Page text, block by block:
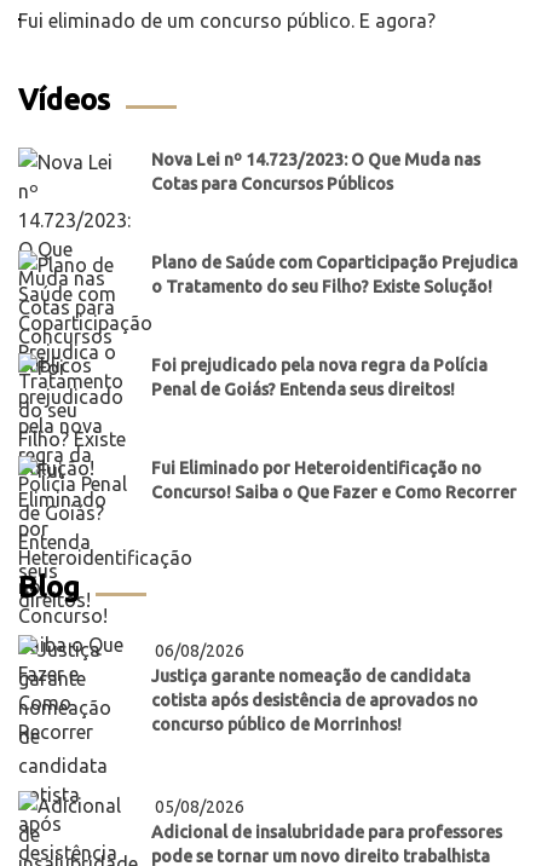
Fui eliminado de um concurso público. E agora?
Vídeos
Nova Lei nº 14.723/2023: O Que Muda nas
Cotas para Concursos Públicos
Plano de Saúde com Coparticipação Prejudica
o Tratamento do seu Filho? Existe Solução!
Foi prejudicado pela nova regra da Polícia
Penal de Goiás? Entenda seus direitos!
Fui Eliminado por Heteroidentificação no
Concurso! Saiba o Que Fazer e Como Recorrer
Blog
06/08/2026
Justiça garante nomeação de candidata
cotista após desistência de aprovados no
concurso público de Morrinhos!
05/08/2026
Adicional de insalubridade para professores
pode se tornar um novo direito trabalhista